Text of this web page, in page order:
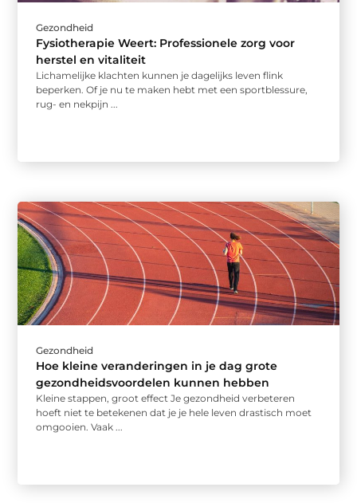
Gezondheid
Fysiotherapie Weert: Professionele zorg voor
herstel en vitaliteit
Lichamelijke klachten kunnen je dagelijks leven flink
beperken. Of je nu te maken hebt met een sportblessure,
rug- en nekpijn ...
Gezondheid
Hoe kleine veranderingen in je dag grote
gezondheidsvoordelen kunnen hebben
Kleine stappen, groot effect Je gezondheid verbeteren
hoeft niet te betekenen dat je je hele leven drastisch moet
omgooien. Vaak ...